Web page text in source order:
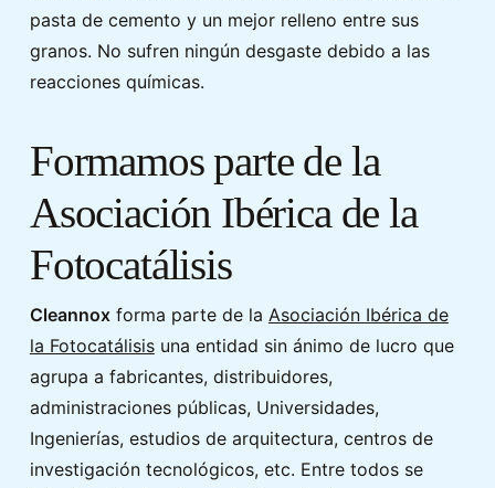
pasta de cemento y un mejor relleno entre sus
granos. No sufren ningún desgaste debido a las
reacciones químicas.
Formamos parte de la
Asociación Ibérica de la
Fotocatálisis
Cleannoxforma parte de la Asociación Ibérica de
la Fotocatálisisuna entidad sin ánimo de lucro que
agrupa a fabricantes, distribuidores,
administraciones públicas, Universidades,
Ingenierías, estudios de arquitectura, centros de
investigación tecnológicos, etc. Entre todos se